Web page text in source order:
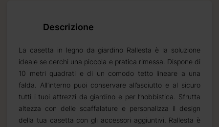
Descrizione
La casetta in legno da giardino Rallesta è la soluzione
ideale se cerchi una piccola e pratica rimessa. Dispone di
10 metri quadrati e di un comodo tetto lineare a una
falda. All’interno puoi conservare all’asciutto e al sicuro
tutti i tuoi attrezzi da giardino e per l’hobbistica. Sfrutta
altezza con delle scaffalature e personalizza il design
della tua casetta con gli accessori aggiuntivi. Rallesta è